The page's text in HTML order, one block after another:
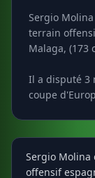
Sergio
terrain
Malaga, (173
Il a disputé 3
coupe
Sergio
offensif